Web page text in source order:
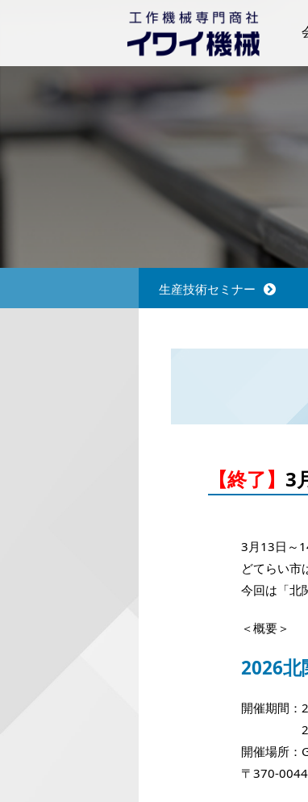
生産技術セミナー
【終了】 3
3月13日～
どてらい市
今回は「北
＜概要＞
2026
開催期間
2026年
開催場所：
〒370-